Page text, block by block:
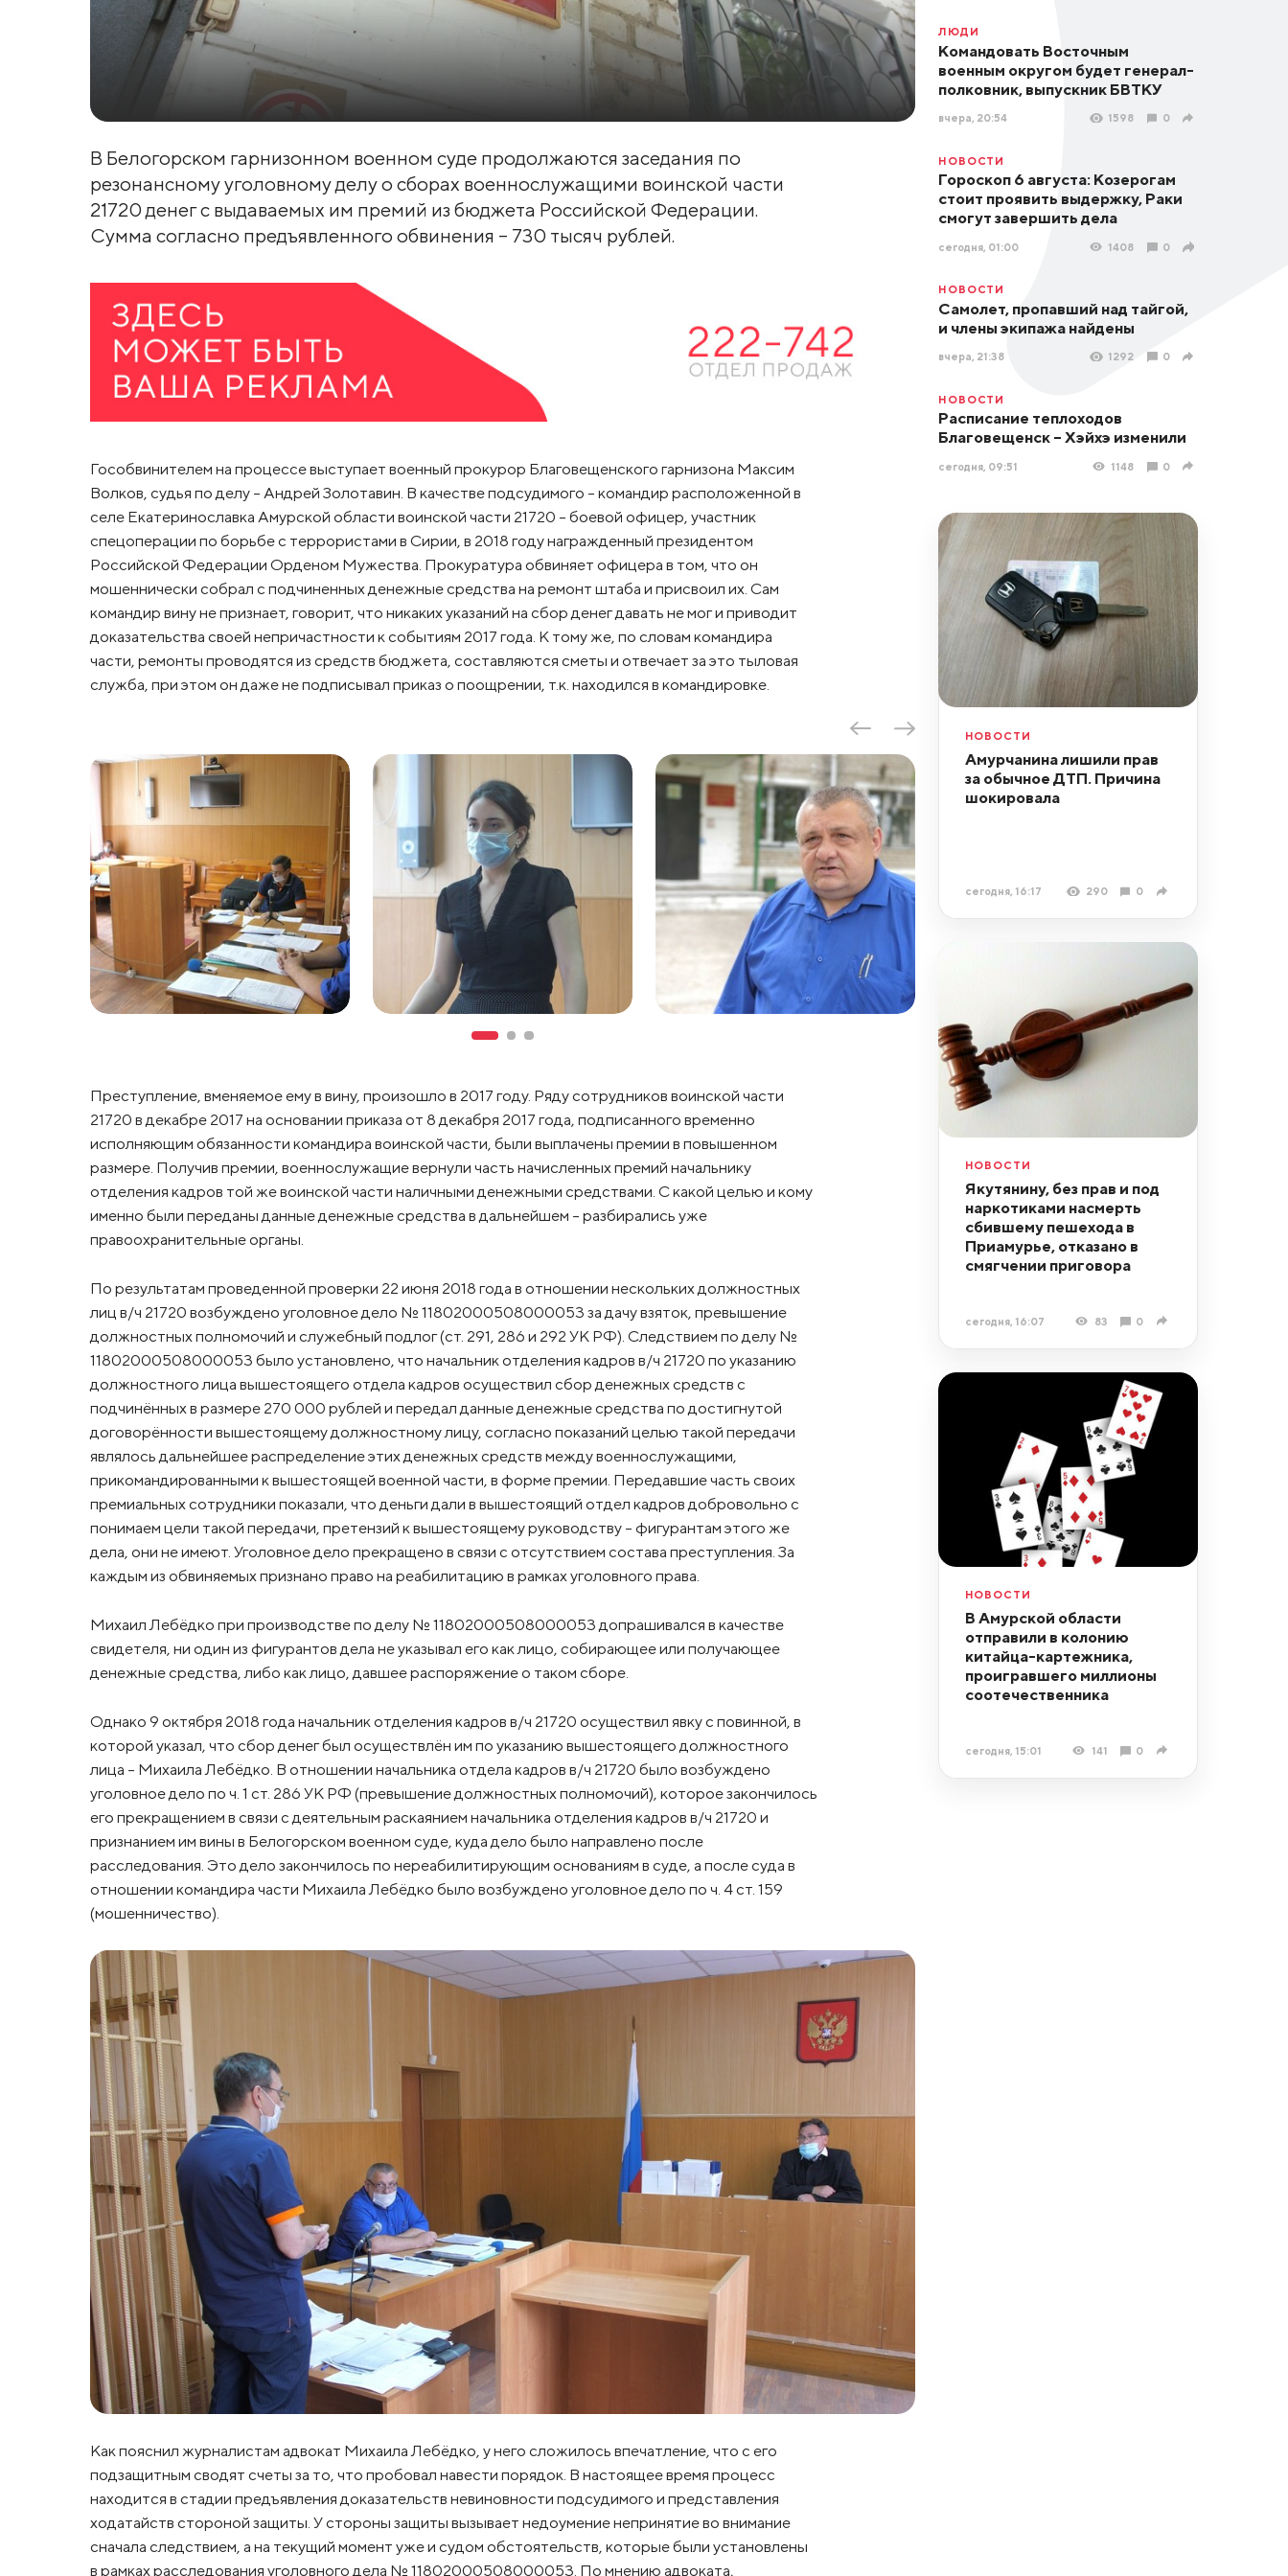
В Белогорском гарнизонном военном суде продолжаются заседания по
резонансному уголовному делу о сборах военнослужащими воинской части
21720 денег с выдаваемых им премий из бюджета Российской Федерации.
Сумма согласно предъявленного обвинения – 730 тысяч рублей.
Гособвинителем на процессе выступает военный прокурор Благовещенского гарнизона Максим
Волков, судья по делу – Андрей Золотавин. В качестве подсудимого – командир расположенной в
селе Екатеринославка Амурской области воинской части 21720 – боевой офицер, участник
спецоперации по борьбе с террористами в Сирии, в 2018 году награжденный президентом
Российской Федерации Орденом Мужества. Прокуратура обвиняет офицера в том, что он
мошеннически собрал с подчиненных денежные средства на ремонт штаба и присвоил их. Сам
командир вину не признает, говорит, что никаких указаний на сбор денег давать не мог и приводит
доказательства своей непричастности к событиям 2017 года. К тому же, по словам командира
части, ремонты проводятся из средств бюджета, составляются сметы и отвечает за это тыловая
служба, при этом он даже не подписывал приказ о поощрении, т.к. находился в командировке.
Преступление, вменяемое ему в вину, произошло в 2017 году. Ряду сотрудников воинской части
21720 в декабре 2017 на основании приказа от 8 декабря 2017 года, подписанного временно
исполняющим обязанности командира воинской части, были выплачены премии в повышенном
размере. Получив премии, военнослужащие вернули часть начисленных премий начальнику
отделения кадров той же воинской части наличными денежными средствами. С какой целью и кому
именно были переданы данные денежные средства в дальнейшем – разбирались уже
правоохранительные органы.
По результатам проведенной проверки 22 июня 2018 года в отношении нескольких должностных
лиц в/ч 21720 возбуждено уголовное дело № 11802000508000053 за дачу взяток, превышение
должностных полномочий и служебный подлог (ст. 291, 286 и 292 УК РФ). Следствием по делу №
11802000508000053 было установлено, что начальник отделения кадров в/ч 21720 по указанию
должностного лица вышестоящего отдела кадров осуществил сбор денежных средств с
подчинённых в размере 270 000 рублей и передал данные денежные средства по достигнутой
договорённости вышестоящему должностному лицу, согласно показаний целью такой передачи
являлось дальнейшее распределение этих денежных средств между военнослужащими,
прикомандированными к вышестоящей военной части, в форме премии. Передавшие часть своих
премиальных сотрудники показали, что деньги дали в вышестоящий отдел кадров добровольно с
понимаем цели такой передачи, претензий к вышестоящему руководству – фигурантам этого же
дела, они не имеют. Уголовное дело прекращено в связи с отсутствием состава преступления. За
каждым из обвиняемых признано право на реабилитацию в рамках уголовного права.
Михаил Лебёдко при производстве по делу № 11802000508000053 допрашивался в качестве
свидетеля, ни один из фигурантов дела не указывал его как лицо, собирающее или получающее
денежные средства, либо как лицо, давшее распоряжение о таком сборе.
Однако 9 октября 2018 года начальник отделения кадров в/ч 21720 осуществил явку с повинной, в
которой указал, что сбор денег был осуществлён им по указанию вышестоящего должностного
лица – Михаила Лебёдко. В отношении начальника отдела кадров в/ч 21720 было возбуждено
уголовное дело по ч. 1 ст. 286 УК РФ (превышение должностных полномочий), которое закончилось
его прекращением в связи с деятельным раскаянием начальника отделения кадров в/ч 21720 и
признанием им вины в Белогорском военном суде, куда дело было направлено после
расследования. Это дело закончилось по нереабилитирующим основаниям в суде, а после суда в
отношении командира части Михаила Лебёдко было возбуждено уголовное дело по ч. 4 ст. 159
(мошенничество).
Как пояснил журналистам адвокат Михаила Лебёдко, у него сложилось впечатление, что с его
подзащитным сводят счеты за то, что пробовал навести порядок. В настоящее время процесс
находится в стадии предъявления доказательств невиновности подсудимого и представления
ходатайств стороной защиты. У стороны защиты вызывает недоумение непринятие во внимание
сначала следствием, а на текущий момент уже и судом обстоятельств, которые были установлены
в рамках расследования уголовного дела № 11802000508000053. По мнению адвоката,
ЛЮДИ
Командовать Восточным
военным округом будет генерал-
полковник, выпускник БВТКУ
вчера, 20:54 1598 0
НОВОСТИ
Гороскоп 6 августа: Козерогам
стоит проявить выдержку, Раки
смогут завершить дела
сегодня, 01:00 1408 0
НОВОСТИ
Самолет, пропавший над тайгой,
и члены экипажа найдены
вчера, 21:38 1292 0
НОВОСТИ
Расписание теплоходов
Благовещенск – Хэйхэ изменили
сегодня, 09:51 1148 0
НОВОСТИ
Амурчанина лишили прав
за обычное ДТП. Причина
шокировала
сегодня, 16:17 290 0
НОВОСТИ
Якутянину, без прав и под
наркотиками насмерть
сбившему пешехода в
Приамурье, отказано в
смягчении приговора
сегодня, 16:07 83 0
НОВОСТИ
В Амурской области
отправили в колонию
китайца-картежника,
проигравшего миллионы
соотечественника
сегодня, 15:01 141 0